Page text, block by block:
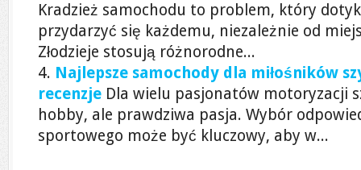
Kradzież samochodu to problem, który
przydarzyć się każdemu, niezależnie od
Złodzieje stosują różnorodne...
Najlepsze samochody dla miłośników
recenzje Dla wielu pasjonatów motoryzacji
hobby, ale prawdziwa pasja. Wybór
sportowego może być kluczowy, aby w...